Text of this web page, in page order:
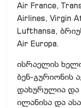
Air France,
Airlines, Virgin
Lufthansa,
Air Europa.
ისრაელის
ბენ-გურიონის
დახურულია
ილანისა და